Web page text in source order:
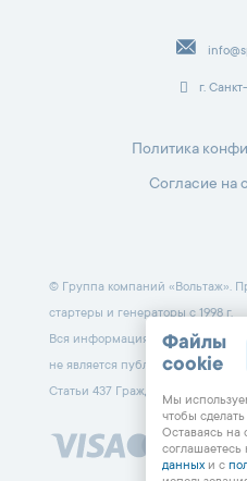
г.
Политика
Согласие на
© Группа компаний «Вольтаж».
стартеры и генераторы с 1998 г.
Вся информация на данном
не является публичной
Статьи 437 Гражданского кодекса
Файлы
cookie
Мы
чтобы
Оставаясь на
данных и с